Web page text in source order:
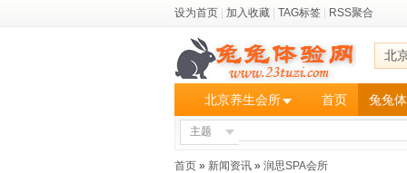
设为首页 加入收藏 TAG标签 RSS聚合
北
北京养生会所 首页 兔兔
主题
首页 » 新闻资讯 » 润思SPA会所